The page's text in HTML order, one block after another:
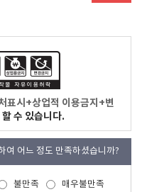
표시+상업적 이용금지+변
수 있습니다.
여 어느 정도 만족하셨습니까?
불만족 매우불만족